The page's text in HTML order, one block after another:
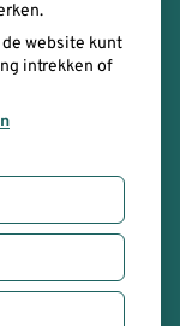
website kunt
intrekken of